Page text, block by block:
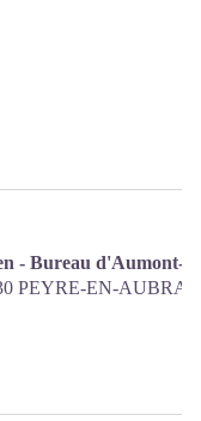
- Bureau d'Aumont-
PEYRE-EN-AUBRAC